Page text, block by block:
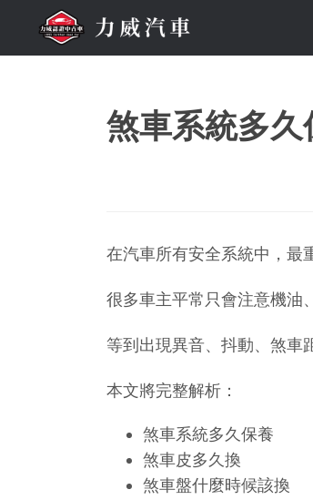
煞車系統多
在汽車所有安全系統中，最
很多車主平常只會注意機油
等到出現異音、抖動、煞車
本文將完整解析：
煞車系統多久保養
煞車皮多久換
煞車盤什麼時候該換